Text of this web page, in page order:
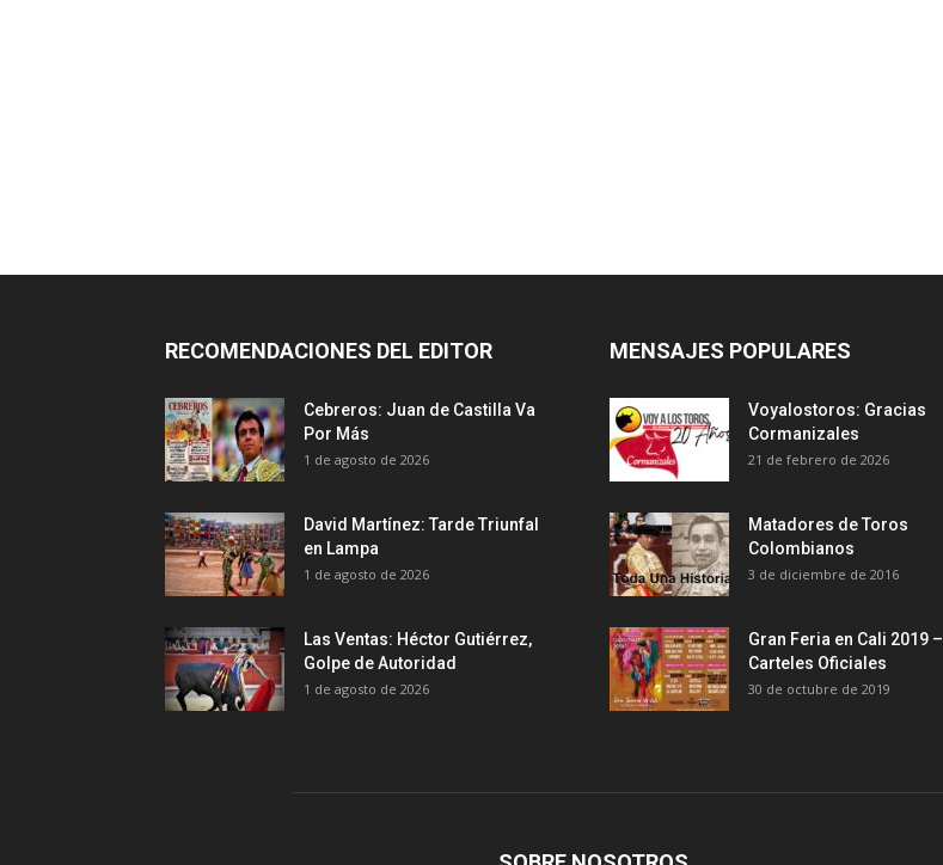
RECOMENDACIONES DEL EDITOR
Cebreros: Juan de Castilla Va
Por Más
1 de agosto de 2026
David Martínez: Tarde Triunfal
en Lampa
1 de agosto de 2026
Las Ventas: Héctor Gutiérrez,
Golpe de Autoridad
1 de agosto de 2026
MENSAJES POPULARES
Voyalostoros: Gracias
Cormanizales
21 de febrero de 2026
Matadores de Toros
Colombianos
3 de diciembre de 2016
Gran Feria en Cali 2019 –
Carteles Oficiales
30 de octubre de 2019